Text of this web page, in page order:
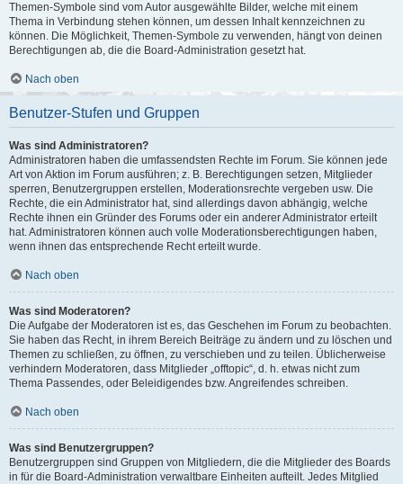
Themen-Symbole sind vom Autor ausgewählte Bilder, welche mit einem
Thema in Verbindung stehen können, um dessen Inhalt kennzeichnen zu
können. Die Möglichkeit, Themen-Symbole zu verwenden, hängt von deinen
Berechtigungen ab, die die Board-Administration gesetzt hat.
Nach oben
Benutzer-Stufen und Gruppen
Was sind Administratoren?
Administratoren haben die umfassendsten Rechte im Forum. Sie können jede
Art von Aktion im Forum ausführen; z. B. Berechtigungen setzen, Mitglieder
sperren, Benutzergruppen erstellen, Moderationsrechte vergeben usw. Die
Rechte, die ein Administrator hat, sind allerdings davon abhängig, welche
Rechte ihnen ein Gründer des Forums oder ein anderer Administrator erteilt
hat. Administratoren können auch volle Moderationsberechtigungen haben,
wenn ihnen das entsprechende Recht erteilt wurde.
Nach oben
Was sind Moderatoren?
Die Aufgabe der Moderatoren ist es, das Geschehen im Forum zu beobachten.
Sie haben das Recht, in ihrem Bereich Beiträge zu ändern und zu löschen und
Themen zu schließen, zu öffnen, zu verschieben und zu teilen. Üblicherweise
verhindern Moderatoren, dass Mitglieder „offtopic“, d. h. etwas nicht zum
Thema Passendes, oder Beleidigendes bzw. Angreifendes schreiben.
Nach oben
Was sind Benutzergruppen?
Benutzergruppen sind Gruppen von Mitgliedern, die die Mitglieder des Boards
in für die Board-Administration verwaltbare Einheiten aufteilt. Jedes Mitglied